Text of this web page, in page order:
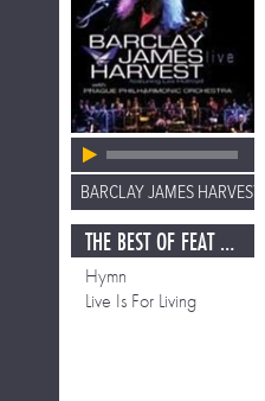
BARCLAY JAMES HARVEST
THE BEST OF FEAT LES HOLROYD
Hymn
Live Is For Living